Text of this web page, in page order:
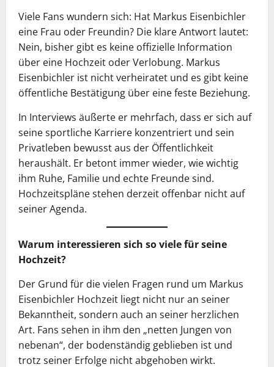
Viele Fans wundern sich: Hat Markus Eisenbichler
eine Frau oder Freundin? Die klare Antwort lautet:
Nein, bisher gibt es keine offizielle Information
über eine Hochzeit oder Verlobung. Markus
Eisenbichler ist nicht verheiratet und es gibt keine
öffentliche Bestätigung über eine feste Beziehung.
In Interviews äußerte er mehrfach, dass er sich auf
seine sportliche Karriere konzentriert und sein
Privatleben bewusst aus der Öffentlichkeit
heraushält. Er betont immer wieder, wie wichtig
ihm Ruhe, Familie und echte Freunde sind.
Hochzeitspläne stehen derzeit offenbar nicht auf
seiner Agenda.
Warum interessieren sich so viele für seine
Hochzeit?
Der Grund für die vielen Fragen rund um Markus
Eisenbichler Hochzeit liegt nicht nur an seiner
Bekanntheit, sondern auch an seiner herzlichen
Art. Fans sehen in ihm den „netten Jungen von
nebenan“, der bodenständig geblieben ist und
trotz seiner Erfolge nicht abgehoben wirkt.